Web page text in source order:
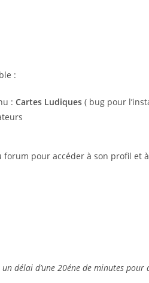
:
: Cartes Ludiques ( bug pour
pour accéder à son profil et
délai d’une 20éne de minutes